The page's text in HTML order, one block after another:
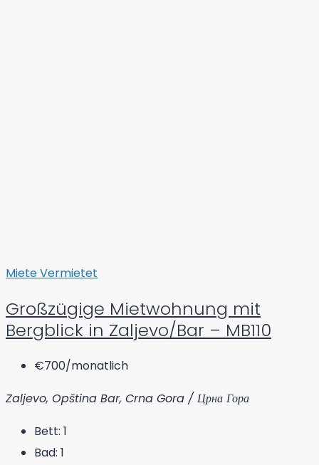
MieteVermietet
Großzügige Mietwohnung mit
Bergblick in Zaljevo/Bar – MB110
€700/monatlich
Zaljevo, Opština Bar, Crna Gora / Црна Гора
Bett: 1
Bad: 1